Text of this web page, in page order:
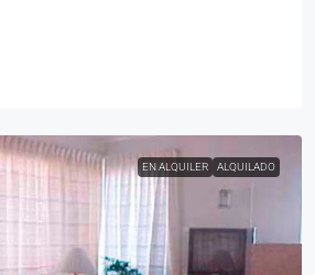
EN ALQUILER ALQUILADO